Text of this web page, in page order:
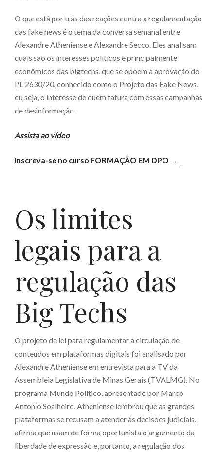
O que está por trás das reações contra a regulamentação
das fake news é o tema da conversa semanal entre
Alexandre Atheniense e Alexandre Secco. Eles analisam
quais são os interesses políticos e principalmente
econômicos das bigtechs, que se opõem à aprovação do
PL 2630/20, conhecido como o Projeto das Fake News,
ou seja, o interesse de quem fatura com essas campanhas
de desinformação.
Assista ao vídeo
Inscreva-se no curso FORMAÇÃO EM DPO →
Os limites
legais para a
regulação das
Big Techs
O projeto de lei para regulamentar a circulação de
conteúdos em plataformas digitais foi analisado por
Alexandre Atheniense em entrevista para a TV da
Assembleia Legislativa de Minas Gerais (TVALMG). No
programa Mundo Político, apresentado por Marco
Antonio Soalheiro, Atheniense lembrou que as grandes
plataformas se recusam a atender às decisões judiciais,
afirma que usam de forma oportunista o argumento da
liberdade de expressão e, portanto, a regulação dos